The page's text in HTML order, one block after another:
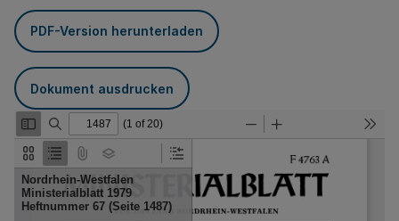
PDF-Version herunterladen
Dokument ausdrucken